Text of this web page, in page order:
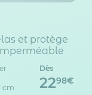
et protège
cm
Dès
2298€